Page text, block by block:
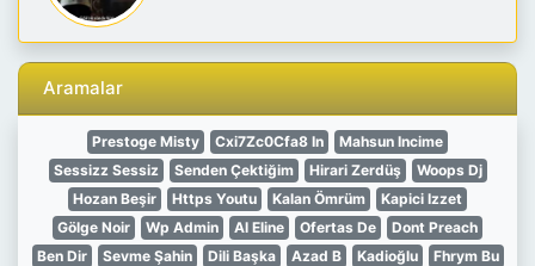
Aramalar
Prestoge Misty Cxi7Zc0Cfa8 In
Mahsun Incime
Sessizz Sessiz
Senden Çektiğim Hirari Zerdüş
Woops Dj
Hozan Beşir
Https Youtu Kalan Ömrüm
Kapici Izzet
Gölge Noir
Wp Admin Al Eline Ofertas De
Dont Preach
Ben Dir
Sevme Şahin Dili Başka Azad B Kadioğlu
Fhrym Bu